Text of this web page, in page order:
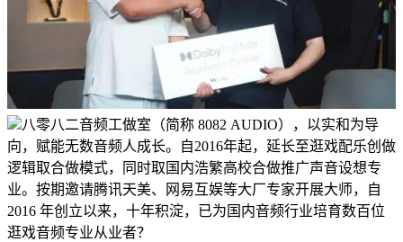
八零八二音频工做室（简称 8082 AUDIO），以实和为导
向，赋能无数音频人成长。自2016年起，延长至逛戏配乐创做
逻辑取合做模式，同时取国内浩繁高校合做推广声音设想专
业。按期邀请腾讯天美、网易互娱等大厂专家开展大师，自
2016 年创立以来，十年积淀，已为国内音频行业培育数百位
逛戏音频专业从业者？